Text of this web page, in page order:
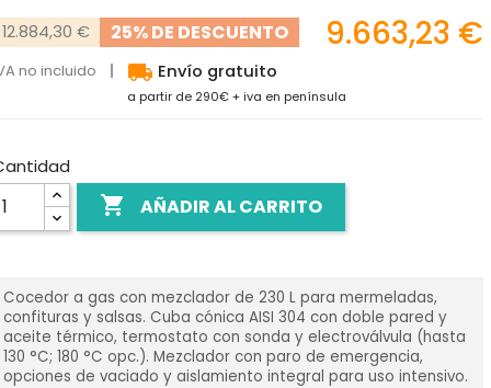
12.884,30 € 25% DE DESCUENTO 9.663,23 €
no incluido local_shipping Envío gratuito
a partir de 290€ + iva en península
 AÑADIR AL CARRITO
Cocedor a gas con mezclador de 230 L para mermeladas,
confituras y salsas. Cuba cónica AISI 304 con doble pared y
aceite térmico, termostato con sonda y electroválvula (hasta
130 °C; 180 °C opc.). Mezclador con paro de emergencia,
opciones de vaciado y aislamiento integral para uso intensivo.